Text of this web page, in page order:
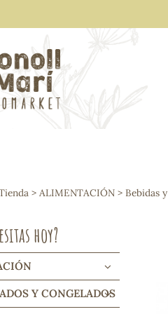
y legumbres
secos y snacks
mueslis, hinchados y
y dulces
y cavas
y salsas
y sémolas
> ALIMENTACIÓN > Bebidas
hoy?
Y CONGELADOS